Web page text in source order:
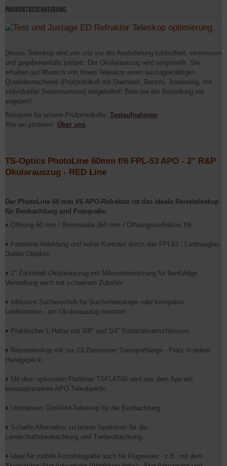
PRODUKTBESCHREIBUNG
Dieses Teleskop wird von uns vor der Auslieferung kontrolliert, vermessen
und gegebenenfalls justiert. Der Okularauszug wird eingestellt. Sie
erhalten auf Wunsch von Ihrem Teleskop einen aussagekräftigen
Qualitätsnachweis (Prüfprotokoll mit Sterntest, Ronchi, Justierung, mit
individueller Seriennummer) mitgeliefert! Bitte bei der Bestellung mit
angeben!
Beispiele für unsere Prüfprotokolle: Testaufnahmen
Wie wir justieren: Über uns
TS-Optics PhotoLine 60mm f/6 FPL-53 APO - 2" R&P
Okularauszug - RED Line
Der PhotoLine 60 mm f/6 APO-Refraktor ist das ideale Reiseteleskop
für Beobachtung und Fotografie.
♦ Öffnung 60 mm / Brennweite 360 mm / Öffnungsverhältnis f/6
♦ Farbreine Abbildung und hoher Kontrast durch das FPL53 / Lanthanglas
Dublet Objektiv.
♦ 2" Zahntrieb Okularauszug mit Mikrountersetzung für feinfühlige
Verstellung auch mit schwerem Zubehör.
♦ Inklusive Sucherschuh für Sucherteleskope oder kompakte
Leitfernrohre - am Okularauszug montiert
♦ Praktischer L-Halter mit 3/8" und 1/4" Fotostativanschlüssen.
♦ Reiseteleskop mit nur 23 Zentimeter Transportlänge - Platz in jedem
Handgepäck.
♦ Mit dem optionalen Flattener TSFLAT60 wird aus dem Apo ein
leistungsstarkes APO Teleobjektiv.
♦ Ultimatives Großfeld-Teleskop für die Beobachtung.
♦ Scharfe Alternative zu teuren Spektiven für die
Landschaftsbeobachtung und Tierbeobachtung.
♦ Ideal für mobile Astrofotografie auch für Flugreisen - z.B. mit dem